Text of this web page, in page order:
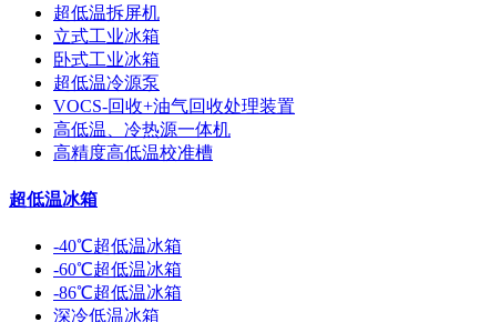
超低温拆屏机
立式工业冰箱
卧式工业冰箱
超低温冷源泵
VOCS-回收+油气回收处理装置
高低温、冷热源一体机
高精度高低温校准槽
超低温冰箱
-40℃超低温冰箱
-60℃超低温冰箱
-86℃超低温冰箱
深冷低温冰箱